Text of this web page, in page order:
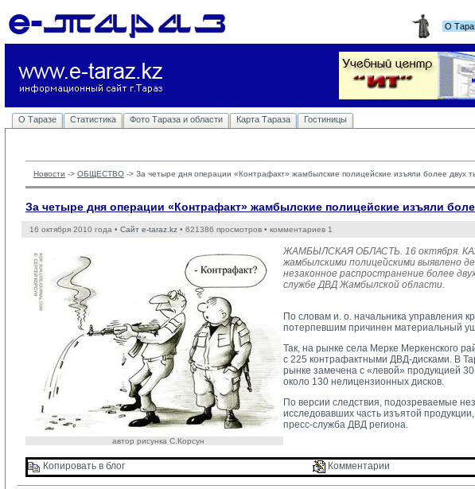
О
О Таразе Статистика Фото Тараза и области Карта Тараза Гостиницы
Новости -> ОБЩЕСТВО -> За четыре дня операции «Контрафакт» жамбылские полицейские изъяли более двух
За четыре дня операции «Контрафакт» жамбылские полицейские изъяли
16 октября 2010 года • Сайт e-taraz.kz • 621386 просмотров • комментариев 1
автор рисунка С.Корсун
ЖАМБЫЛСКАЯ ОБЛАСТЬ. 16 октября.
жамбылскими полицейскими выявлено
незаконное распространение более
службе ДВД Жамбылской области.
По словам и. о. начальника управления
потерпевшим причинен материальный
Так, на рынке села Мерке Меркенского
с 225 контрафактными ДВД-дисками. В
рынке замечена с «левой» продукцией
около 130 нелицензионных дисков.
По версии следствия, подозреваемые
исследовавших часть изъятой
пресс-служба ДВД региона.
Копировать в блог Комментарии